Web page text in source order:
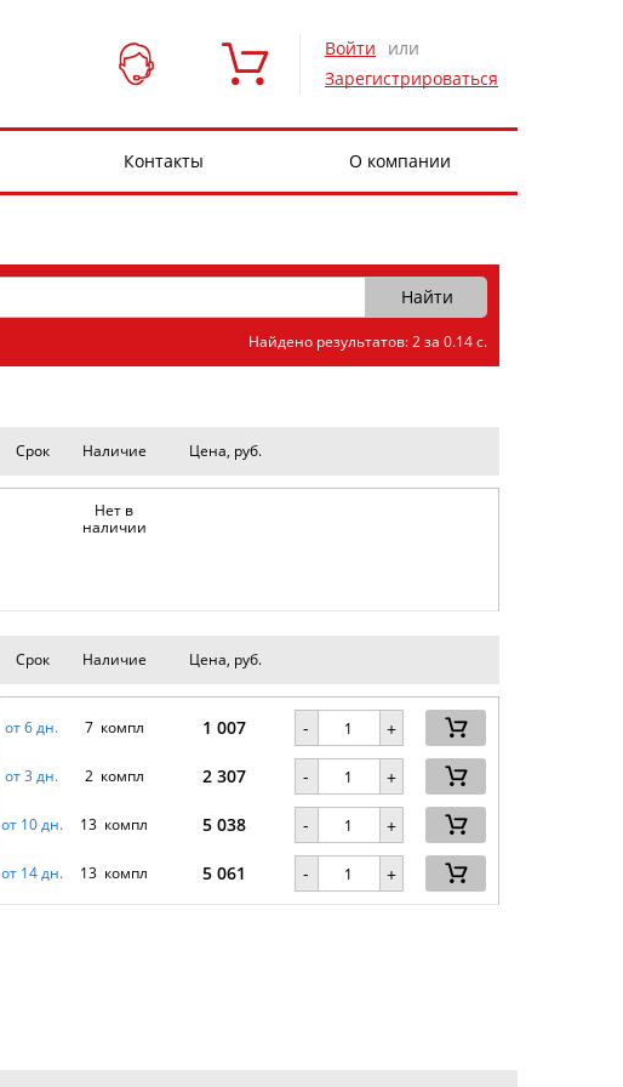
Войти
или
Зарегистрироваться
Контакты О компании
Найдено результатов: 2 за 0.14 с.
Срок Наличие Цена, руб.
Нет в
наличии
Срок Наличие Цена, руб.
от 6 дн. 7 компл 1 007 - +
от 3 дн. 2 компл 2 307 - +
от 10 дн. 13 компл 5 038 - +
от 14 дн. 13 компл 5 061 - +